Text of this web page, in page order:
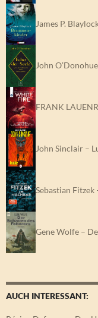
James P.
John
FRANK
John Sinclair –
Sebastian
Gene Wolfe –
AUCH INTERESSANT: